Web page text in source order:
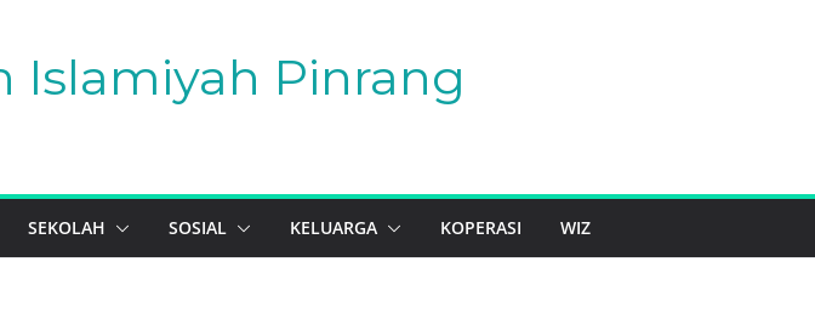
Islamiyah Pinrang
SEKOLAH SOSIAL KELUARGA KOPERASI WIZ